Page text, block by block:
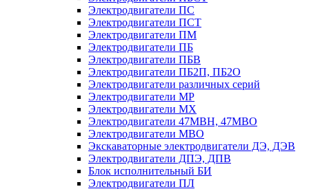
Электродвигатели ПС
Электродвигатели ПСТ
Электродвигатели ПМ
Электродвигатели ПБ
Электродвигатели ПБВ
Электродвигатели ПБ2П, ПБ2О
Электродвигатели различных серий
Электродвигатели МР
Электродвигатели MX
Электродвигатели 47MBH, 47МВО
Электродвигатели MBO
Экскаваторные электродвигатели ДЭ, ДЭВ
Электродвигатели ДПЭ, ДПВ
Блок исполнительный БИ
Электродвигатели ПЛ